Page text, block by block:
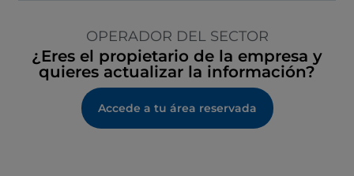
OPERADOR DEL SECTOR
¿Eres el propietario de la empresa y
quieres actualizar la información?
Accede a tu área reservada